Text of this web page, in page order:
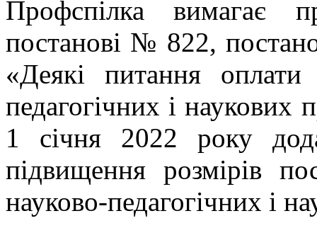
Профспілка вимагає
постанові № 822,
«Деякі питання оплати
педагогічних і наукових
1 січня 2022 року
підвищення розмірів
науково-педагогічних і